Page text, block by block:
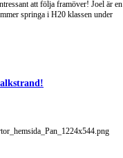
att följa framöver! Joel är en
springa i H20 klassen under